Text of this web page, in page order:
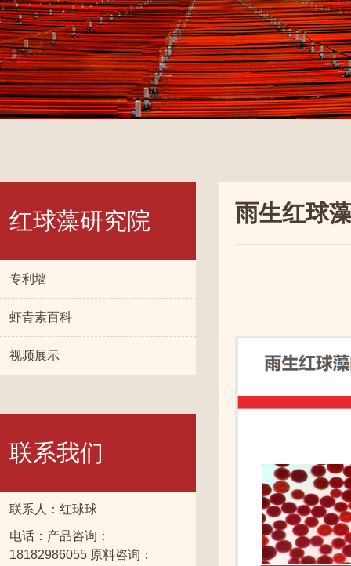
红球藻研究院
专利墙
虾青素百科
视频展示
联系我们
联系人：红球球
电话：产品咨询：
18182986055 原料咨询：
雨生红球